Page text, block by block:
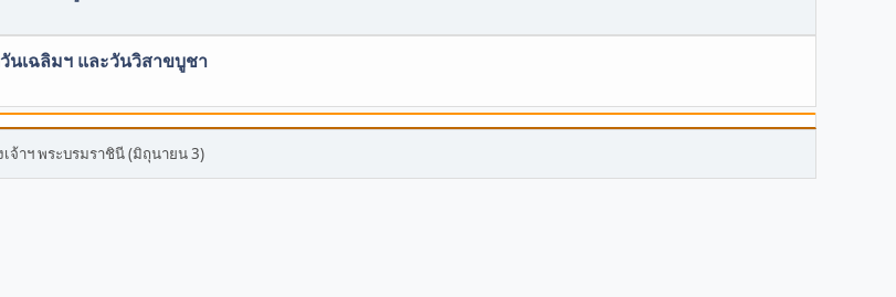
นเฉลิมฯ และวันวิสาขบูชา
จ้าฯ พระบรมราชินี (มิถุนายน 3)